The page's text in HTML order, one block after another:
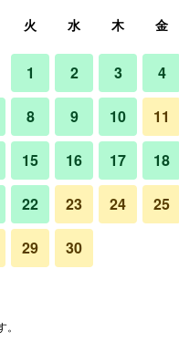
チ
グル ヒル ビーチ バンガローの写真
火 水 木 金
1 2 3 4
8 9 10 11
15 16 17 18
22 23 24 25
29 30